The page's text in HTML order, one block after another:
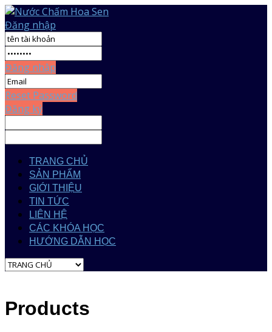
Đăng nhập
Đăng nhập
Reset Password
Đăng ký
TRANG CHỦ
SẢN PHẨM
GIỚI THIỆU
TIN TỨC
LIÊN HỆ
CÁC KHÓA HỌC
HƯỚNG DẪN HỌC
Products